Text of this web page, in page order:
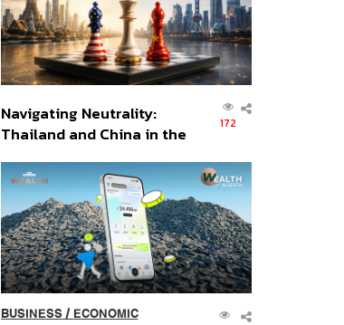
Navigating Neutrality:
Thailand and China in the
Order
172
BUSINESS/ ECONOMIC